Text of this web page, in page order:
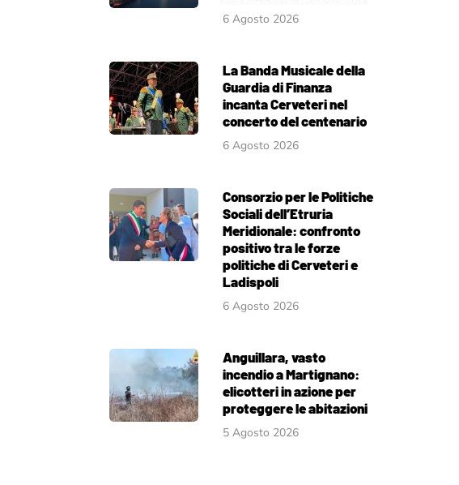
6 Agosto 2026
La Banda Musicale della
Guardia di Finanza
incanta Cerveteri nel
concerto del centenario
6 Agosto 2026
Consorzio per le Politiche
Sociali dell’Etruria
Meridionale: confronto
positivo tra le forze
politiche di Cerveteri e
Ladispoli
6 Agosto 2026
Anguillara, vasto
incendio a Martignano:
elicotteri in azione per
proteggere le abitazioni
5 Agosto 2026